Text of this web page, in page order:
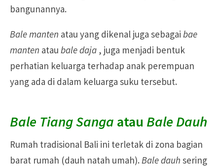
bangunannya.
Bale manten atau yang dikenal juga sebagai bae
manten atau bale daja , juga menjadi bentuk
perhatian keluarga terhadap anak perempuan
yang ada di dalam keluarga suku tersebut.
Bale Tiang Sanga atau Bale Dauh
Rumah tradisional Bali ini terletak di zona bagian
barat rumah (dauh natah umah). Bale dauh sering